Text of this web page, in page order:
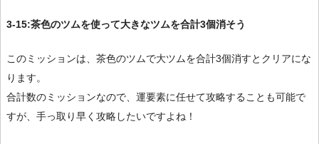
3-15:茶色のツムを使って大きなツムを合計3個消そう
このミッションは、茶色のツムで大ツムを合計3個消すとクリアにな
ります。
合計数のミッションなので、運要素に任せて攻略することも可能で
すが、手っ取り早く攻略したいですよね！